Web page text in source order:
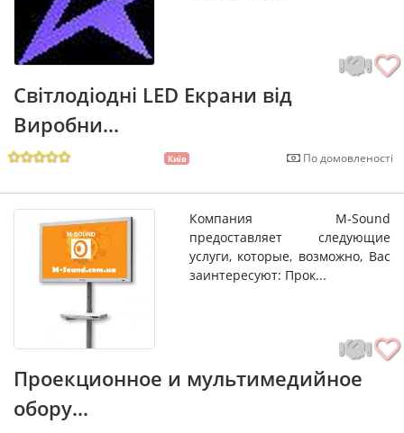
Світлодіодні LED Екрани від
Виробни...
Київ По домовленості
Компания M-Sound
предоставляет следующие
услуги, которые, возможно, Вас
заинтересуют: Прок...
Проекционное и мультимедийное
обору...